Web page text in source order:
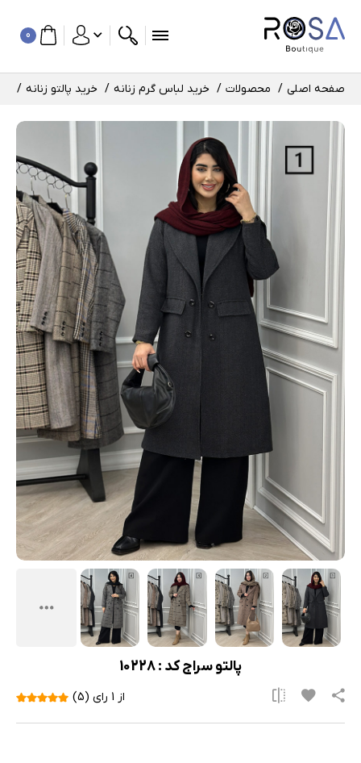
0
صفحه اصلی محصولات خرید لباس گرم زنانه خرید پالتو زنانه
پالتو سراج کد : 10228
از 1 رای (5)